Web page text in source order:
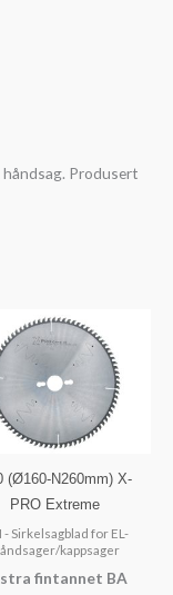
Produsert
(Ø160-N260mm) X-
PRO Extreme
- Sirkelsagblad for EL-
kappsager
fintannet BA